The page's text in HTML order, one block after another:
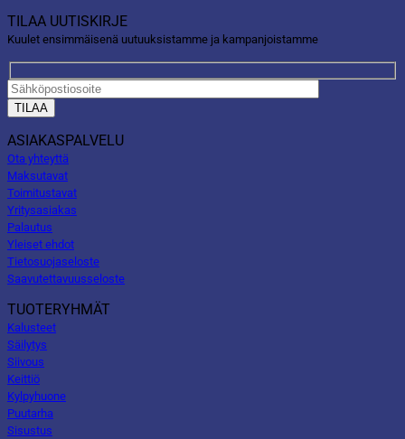
TILAA UUTISKIRJE
Kuulet ensimmäisenä uutuuksistamme ja kampanjoistamme
ASIAKASPALVELU
Ota yhteyttä
Maksutavat
Toimitustavat
Yritysasiakas
Palautus
Yleiset ehdot
Tietosuojaseloste
Saavutettavuusseloste
TUOTERYHMÄT
Kalusteet
Säilytys
Siivous
Keittiö
Kylpyhuone
Puutarha
Sisustus